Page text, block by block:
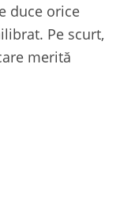
duce orice
Pe scurt,
merită